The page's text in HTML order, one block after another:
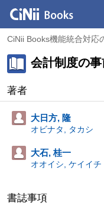
CiNii Books機能統合対応
会計制度の
著者
大日方, 隆
オビナタ, タカシ
大石, 桂一
オオイシ, ケイイチ
書誌事項